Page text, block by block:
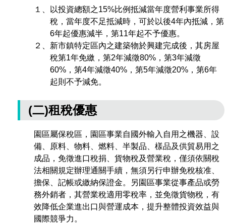
廉政資訊
公職人員及關係人補助交易身分關係公開專區
機關採購廉政平臺
檔案應用服務須知
檔案應用及宣導活動
檔案教育訓練及標竿學習
檔案管理局相關連結
WebMail(新)
園區資源再生中心
污水處理廠
園區土地廠房宿舍出租資訊
污水處理廠
水電供應
園區土地廠房宿舍出租資訊
污水處理廠
廠商名錄
園區公會資訊
研究機構
育成中心
文化藝術
公共藝術
考古遺址
南科新港堂
園區生活
生活服務
園區宿舍簡介
自行車道網
南科實中
人文景觀地圖
創新創業
南科AI_ROBOT自造基地
南科創業工坊
永續園區
企業社會責任
永續LOHAS綠色園區
生態資產
「沙崙生態科學園區生態保育協作平台」公開資訊
網站
工商業務
通關業務
工安管理
環保管理
勞資管理
建築管理
營建管理
電子公文交換
場地借用
宿舍租金費用
污水費
廢棄物清除處理費
園區培訓課程
科學園區人才培育補助計畫
新興科技應用計畫
敦親睦鄰經費補助
園區參訪申請
性平專區
園區廠商採購資訊
１、以投資總額之15%比例抵減當年度營利事業所得
稅，當年度不足抵減時，可於以後4年內抵減，第
6年起優惠減半，第11年起不予優惠。
２、新市鎮特定區內之建築物於興建完成後，其房屋
稅第1年免繳，第2年減徵80%，第3年減徵
60%，第4年減徵40%，第5年減徵20%，第6年
起則不予減免。
(二)租稅優惠
園區屬保稅區，園區事業自國外輸入自用之機器、設
備、原料、物料、燃料、半製品、樣品及供貿易用之
成品，免徵進口稅捐、貨物稅及營業稅，僅須依關稅
法相關規定辦理通關手續，無須另行申辦免稅核准、
擔保、記帳或繳納保證金。另園區事業從事產品或勞
務外銷者，其營業稅適用零稅率，並免徵貨物稅，有
效降低企業進出口與營運成本，提升整體投資效益與
國際競爭力。